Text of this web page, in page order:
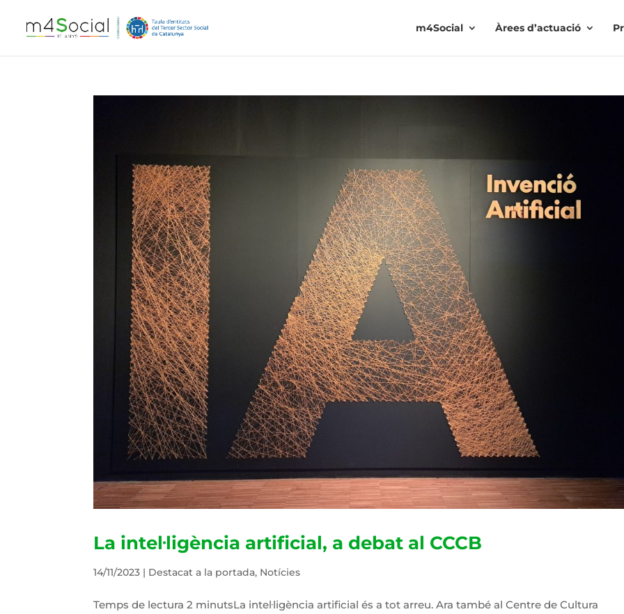
m4Social Àrees d’actuació
La intel·ligència artificial, a debat al CCCB
14/11/2023 | Destacat a la portada, Notícies
Temps de lectura 2 minutsLa intel·ligència artificial és a tot arreu. Ara també al Centre de Cultura